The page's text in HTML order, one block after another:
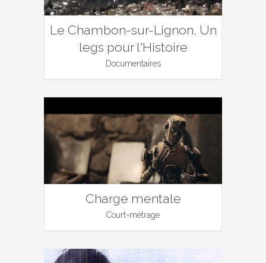
Le Chambon-sur-Lignon, Un
legs pour l'Histoire
Documentaires
Charge mentale
Court-métrage